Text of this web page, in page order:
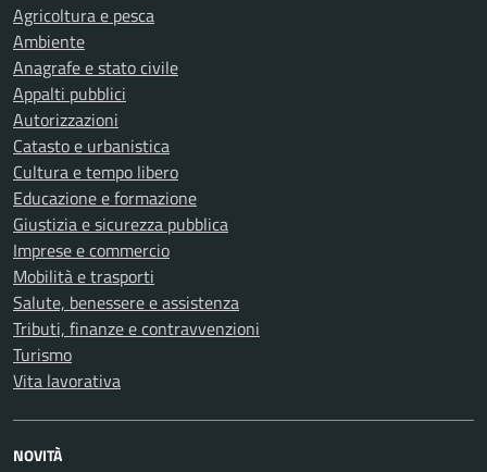
Agricoltura e pesca
Ambiente
Anagrafe e stato civile
Appalti pubblici
Autorizzazioni
Catasto e urbanistica
Cultura e tempo libero
Educazione e formazione
Giustizia e sicurezza pubblica
Imprese e commercio
Mobilità e trasporti
Salute, benessere e assistenza
Tributi, finanze e contravvenzioni
Turismo
Vita lavorativa
NOVITÀ